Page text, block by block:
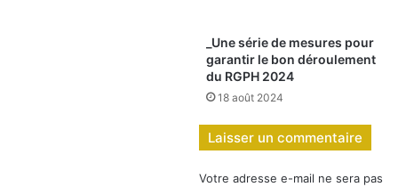
_Une série de mesures pour
garantir le bon déroulement
du RGPH 2024
18 août 2024
Laisser un commentaire
Votre adresse e-mail ne sera pas